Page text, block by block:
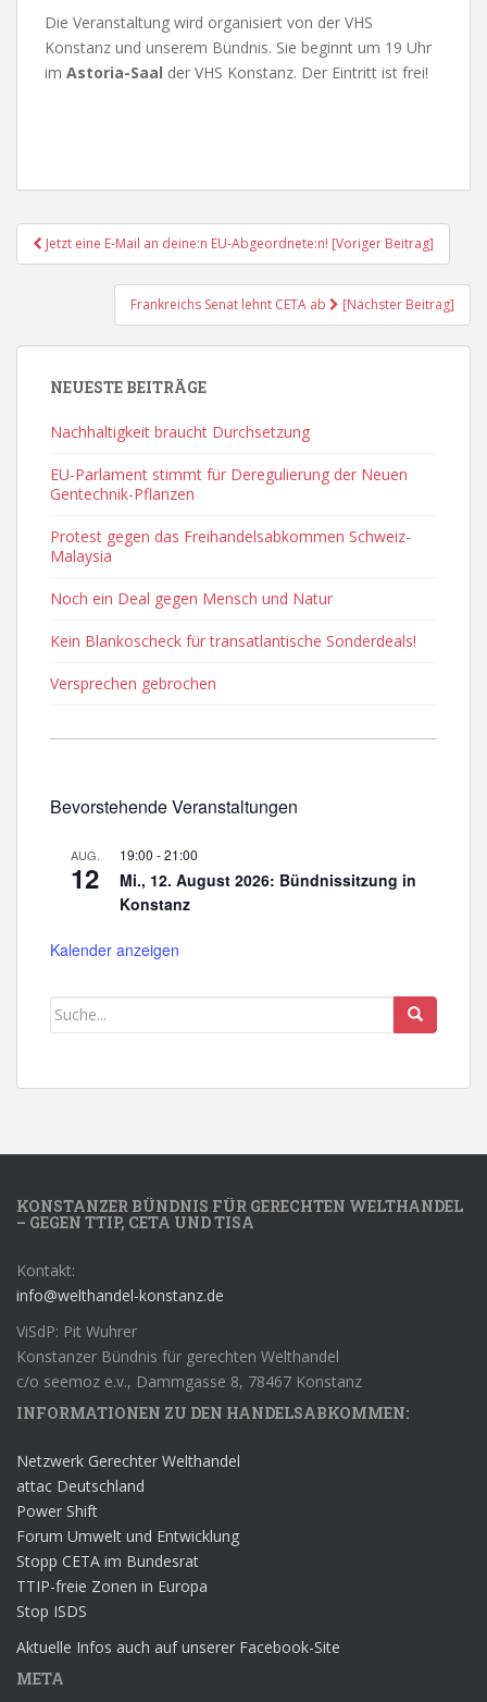
Die Veranstaltung wird organisiert von der VHS
Konstanz und unserem Bündnis. Sie beginnt um 19 Uhr
im Astoria-Saal der VHS Konstanz. Der Eintritt ist frei!
Post
Navigation
Jetzt eine E-Mail an deine:n EU-Abgeordnete:n! [Voriger Beitrag]
Frankreichs Senat lehnt CETA ab [Nächster Beitrag]
NEUESTE BEITRÄGE
Nachhaltigkeit braucht Durchsetzung
EU-Parlament stimmt für Deregulierung der Neuen
Gentechnik-Pflanzen
Protest gegen das Freihandelsabkommen Schweiz-
Malaysia
Noch ein Deal gegen Mensch und Natur
Kein Blankoscheck für transatlantische Sonderdeals!
Versprechen gebrochen
Bevorstehende Veranstaltungen
AUG.
12
19:00 -21:00
Mi., 12. August 2026: Bündnissitzung in
Konstanz
Kalender anzeigen
KONSTANZER BÜNDNIS FÜR GERECHTEN WELTHANDEL
– GEGEN TTIP, CETA UND TISA
Kontakt:
info@welthandel-konstanz.de
ViSdP: Pit Wuhrer
Konstanzer Bündnis für gerechten Welthandel
c/o seemoz e.v., Dammgasse 8, 78467 Konstanz
INFORMATIONEN ZU DEN HANDELSABKOMMEN:
Netzwerk Gerechter Welthandel
attac Deutschland
Power Shift
Forum Umwelt und Entwicklung
Stopp CETA im Bundesrat
TTIP-freie Zonen in Europa
Stop ISDS
Aktuelle Infos auch auf unserer Facebook-Site
META